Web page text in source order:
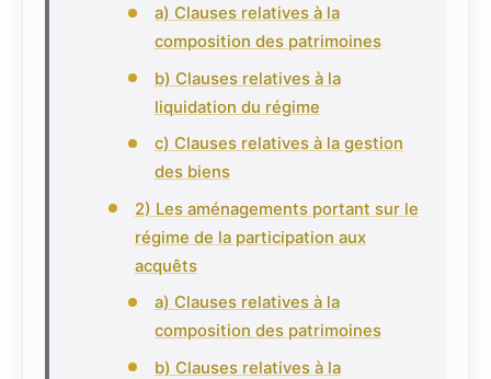
a) Clauses relatives à la
composition des patrimoines
b) Clauses relatives à la
liquidation du régime
c) Clauses relatives à la gestion
des biens
2) Les aménagements portant sur le
régime de la participation aux
acquêts
a) Clauses relatives à la
composition des patrimoines
b) Clauses relatives à la